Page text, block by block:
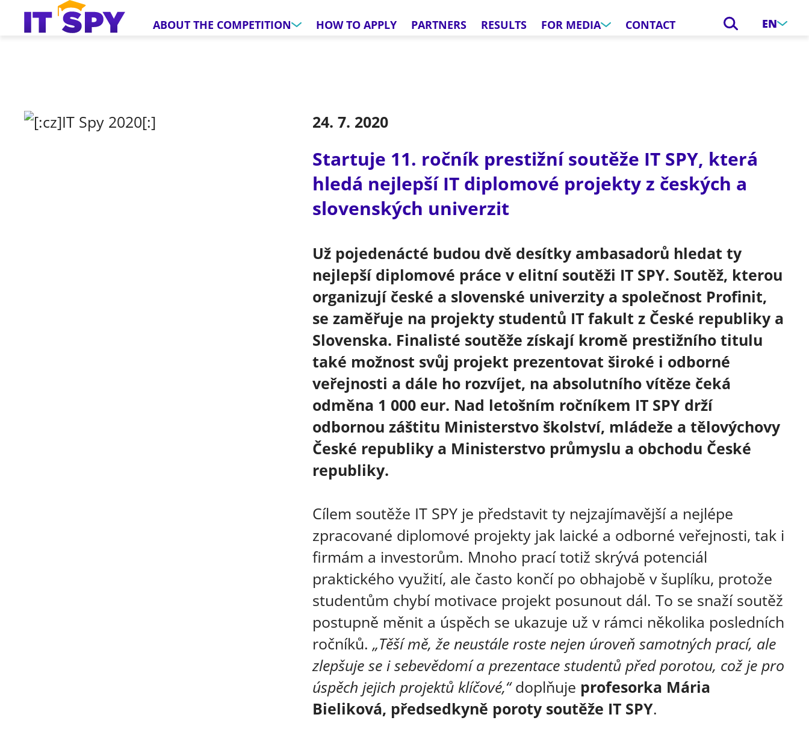
ABOUT THE COMPETITION HOW TO APPLY PARTNERS RESULTS FOR MEDIA CONTACT EN
24. 7. 2020
Startuje 11. ročník prestižní soutěže IT SPY, která
hledá nejlepší IT diplomové projekty z českých a
slovenských univerzit
Už pojedenácté budou dvě desítky ambasadorů hledat ty
nejlepší diplomové práce v elitní soutěži IT SPY. Soutěž, kterou
organizují české a slovenské univerzity a společnost Profinit,
se zaměřuje na projekty studentů IT fakult z České republiky a
Slovenska. Finalisté soutěže získají kromě prestižního titulu
také možnost svůj projekt prezentovat široké i odborné
veřejnosti a dále ho rozvíjet, na absolutního vítěze čeká
odměna 1 000 eur. Nad letošním ročníkem IT SPY drží
odbornou záštitu Ministerstvo školství, mládeže a tělovýchovy
České republiky a Ministerstvo průmyslu a obchodu České
republiky.
Cílem soutěže IT SPY je představit ty nejzajímavější a nejlépe
zpracované diplomové projekty jak laické a odborné veřejnosti, tak i
firmám a investorům. Mnoho prací totiž skrývá potenciál
praktického využití, ale často končí po obhajobě v šuplíku, protože
studentům chybí motivace projekt posunout dál. To se snaží soutěž
postupně měnit a úspěch se ukazuje už v rámci několika posledních
ročníků. „Těší mě, že neustále roste nejen úroveň samotných prací, ale
zlepšuje se i sebevědomí a prezentace studentů před porotou, což je pro
úspěch jejich projektů klíčové,“doplňuje profesorka Mária
Bieliková, předsedkyně poroty soutěže IT SPY.